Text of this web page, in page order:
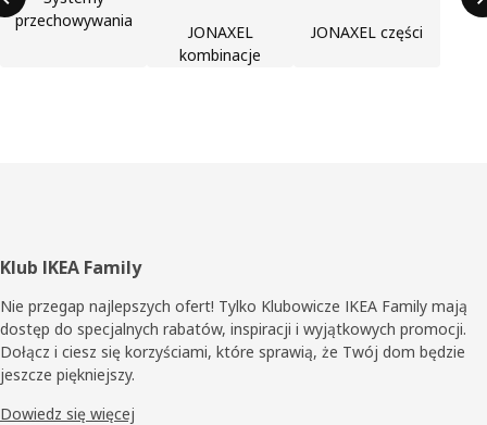
przechowywania
JONAXEL
kombinacje
JONAXEL części
Stopka
Klub IKEA Family
Nie przegap najlepszych ofert! Tylko Klubowicze IKEA Family mają
dostęp do specjalnych rabatów, inspiracji i wyjątkowych promocji.
Dołącz i ciesz się korzyściami, które sprawią, że Twój dom będzie
jeszcze piękniejszy.
Dowiedz się więcej